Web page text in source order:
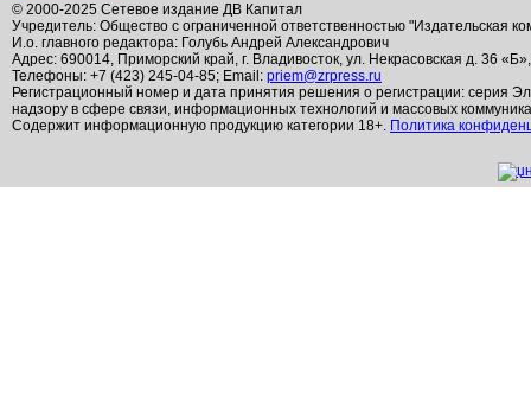
© 2000-2025 Сетевое издание ДВ Капитал
Учредитель: Общество с ограниченной ответственностью "Издательская
И.о. главного редактора: Голубь Андрей Александрович
Адрес: 690014, Приморский край, г. Владивосток, ул. Некрасовская д. 36
Телефоны: +7 (423) 245-04-85; Email: priem@zrpress.ru
Регистрационный номер и дата принятия решения о регистрации: серия
надзору в сфере связи, информационных технологий и массовых
Содержит информационную продукцию категории 18+. Политика